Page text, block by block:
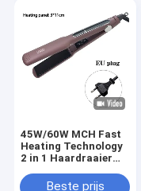
45W/60W MCH Fast
Heating Technology
2 in 1 Haardraaier
Beste prijs